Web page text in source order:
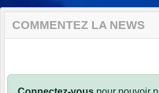
COMMENTEZ LA NEWS